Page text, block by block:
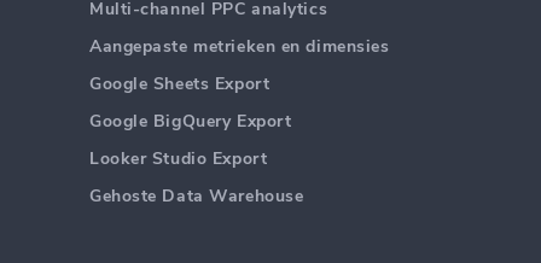
Multi-channel PPC analytics
Aangepaste metrieken en dimensies
Google Sheets Export
Google BigQuery Export
Looker Studio Export
Gehoste Data Warehouse